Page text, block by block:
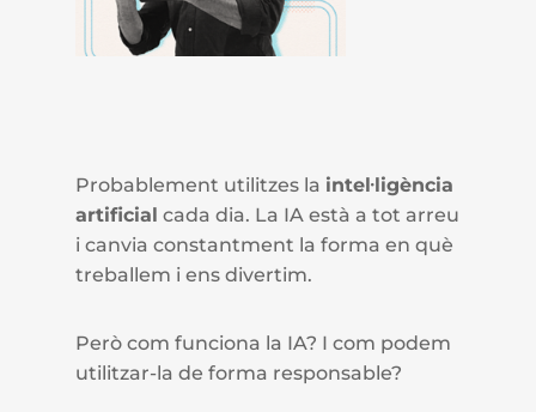
Probablement utilitzes la intel·ligència
artificial cada dia. La IA està a tot arreu
i canvia constantment la forma en què
treballem i ens divertim.
Però com funciona la IA? I com podem
utilitzar-la de forma responsable?